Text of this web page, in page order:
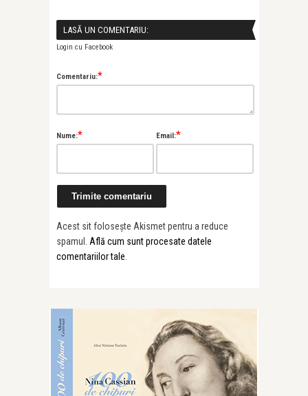
LASĂ UN COMENTARIU:
Login cu Facebook
Comentariu:*
Nume:* Email:*
Acest sit folosește Akismet pentru a reduce
spamul. Află cum sunt procesate datele
comentariilor tale